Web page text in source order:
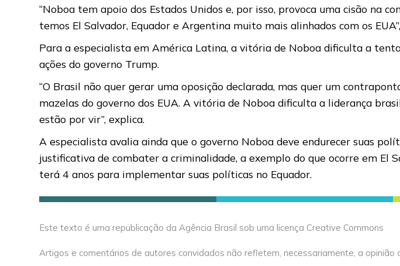
“Noboa tem apoio dos Estados Unidos e, por isso, provoca uma cisão na
temos El Salvador, Equador e Argentina muito mais alinhados com os
Para a especialista em América Latina, a vitória de Noboa dificulta a
ações do governo Trump.
“O Brasil não quer gerar uma oposição declarada, mas quer um
mazelas do governo dos EUA. A vitória de Noboa dificulta a liderança
estão por vir”, explica.
A especialista avalia ainda que o governo Noboa deve endurecer suas
justificativa de combater a criminalidade, a exemplo do que ocorre em El
terá 4 anos para implementar suas políticas no Equador.
Este texto é uma republicação da Agência Brasil sob uma licença Creative Commons
Artigos e comentários de autores convidados não refletem, necessariamente, a opinião